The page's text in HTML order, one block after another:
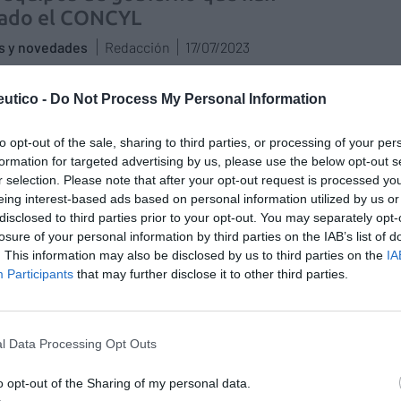
- Do Not Process My Personal Information
opt-out of the sale, sharing to third parties, or processing of your
for targeted advertising by us, please use the below opt-out
selection. Please note that after your opt-out request is processed
interest-based ads based on personal information utilized by us
to third parties prior to your opt-out. You may separately
of your personal information by third parties on the IAB’s list of
This information may also be disclosed by us to third parties on the
Participants that may further disclose it to other third parties.
Data Processing Opt Outs
opt-out of the Sharing of my personal data.
el CONCYL
y novedades Redacción
17/07/2023
y León: Farmacia y Universidad
su alianza para acercar la
a los estudiantes
y novedades Redacción 02/02/2023
de Castilla y León
y novedades Redacción
23/04/2021